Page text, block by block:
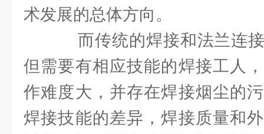
术发展的总体方向。
而传统的焊接和法兰连
但需要有相应技能的焊接工人
作难度大，并存在焊接烟尘的
焊接技能的差异，焊接质量和